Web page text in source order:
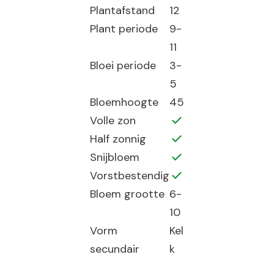
Plantafstand
12
Plant periode
9-
11
Bloei periode
3-
5
Bloemhoogte
45
Volle zon
Half zonnig
Snijbloem
Vorstbestendig
Bloem grootte 6-
10
Vorm
secundair
Kel
k